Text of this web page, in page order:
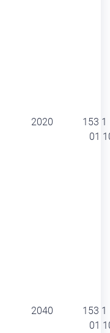
2020
153 1
01
2040
153 1
01